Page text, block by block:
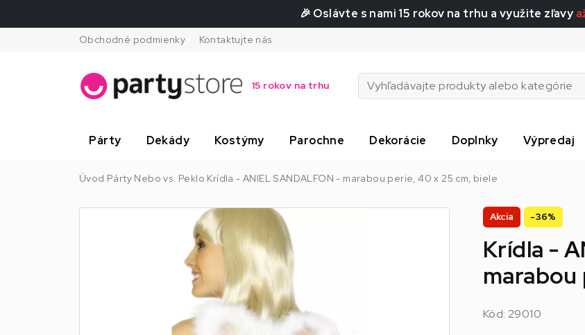
🎉 Oslávte s nami 15 rokov na trhu a využite zľavy
Obchodné podmienky Kontaktujte nás
15 rokov na trhu
Párty Dekády Kostýmy Parochne Dekorácie Doplnky Výpredaj
Úvod Párty Nebo vs. Peklo Krídla - ANIEL SANDALFON - marabou perie, 40 x 25 cm, biele
Akcia -36%
Krídla -
marabou
Kód: 29010